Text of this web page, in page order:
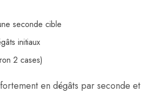
seconde cible
initiaux
2 cases)
en dégâts par seconde